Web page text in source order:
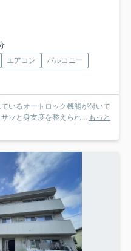
エアコン
バルコニー
いるオートロック機能が付いて
ッと身支度を整えられ... もっと